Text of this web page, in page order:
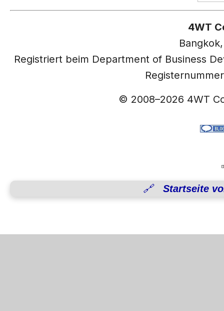
4WT
Registriert beim Department of Business
© 2008–2026 4WT
🔗 Startseite